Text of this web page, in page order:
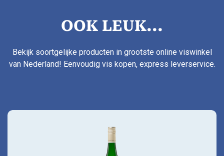
OOK LEUK...
Bekijk soortgelijke producten in grootste online viswinkel
van Nederland! Eenvoudig vis kopen, express leverservice.